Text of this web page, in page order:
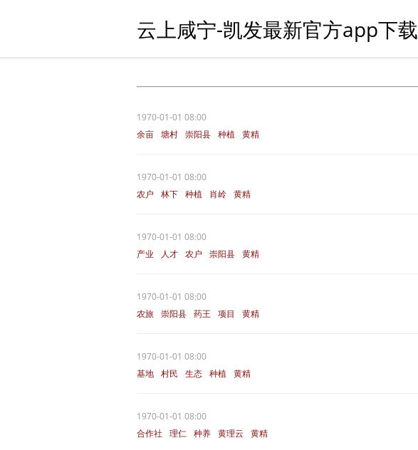
云上咸宁-凯发最新官方app下载
1970-01-01 08:00
余亩 塘村 崇阳县 种植 黄精
1970-01-01 08:00
农户
林下 种植 肖岭 黄精
1970-01-01 08:00
产业
人才 农户 崇阳县 黄精
1970-01-01 08:00
农旅 崇阳县 药王 项目 黄精
1970-01-01 08:00
基地 村民 生态 种植 黄精
1970-01-01 08:00
合作社
理仁 种养 黄理云 黄精